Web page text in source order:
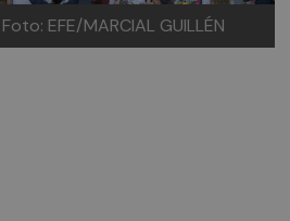
Foto: EFE/MARCIAL GUILLÉN